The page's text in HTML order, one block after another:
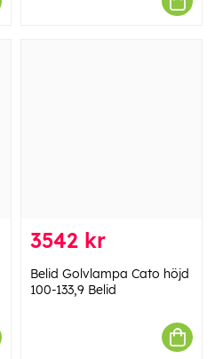
3542 kr
Belid Golvlampa Cato höjd
100-133,9 Belid